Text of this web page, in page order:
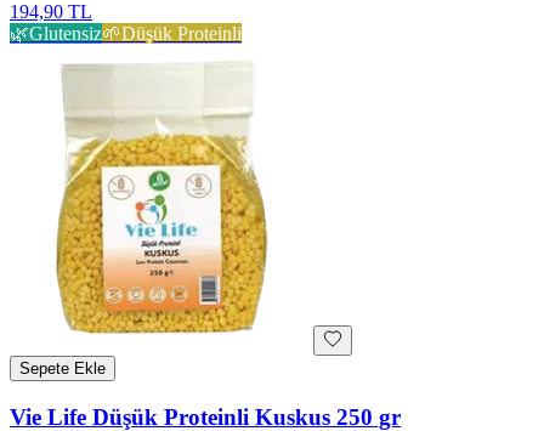
194,90 TL
🌿Glutensiz🌱Düşük Proteinli
Sepete Ekle
Vie Life Düşük Proteinli Kuskus 250 gr